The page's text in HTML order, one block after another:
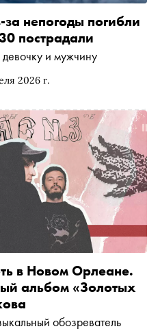
2026 г.
непогоды погибли
пострадали
и мужчину
в Новом Орлеане.
альбом «Золотых
обозреватель